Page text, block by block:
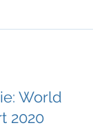
World
2020